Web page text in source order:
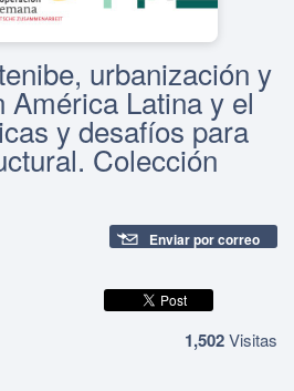
urbanización y
América Latina y el
y desafíos para
Colección
Enviar por correo
1,502Visitas